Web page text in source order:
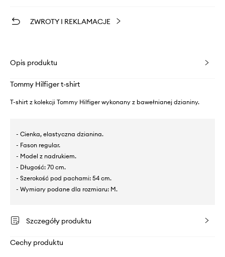
ZWROTY I REKLAMACJE
Opis produktu
Tommy Hilfiger t-shirt
T-shirt z kolekcji Tommy Hilfiger wykonany z bawełnianej dzianiny.
- Cienka, elastyczna dzianina.
- Fason regular.
- Model z nadrukiem.
- Długość: 70 cm.
- Szerokość pod pachami: 54 cm.
- Wymiary podane dla rozmiaru: M.
Szczegóły produktu
Cechy produktu